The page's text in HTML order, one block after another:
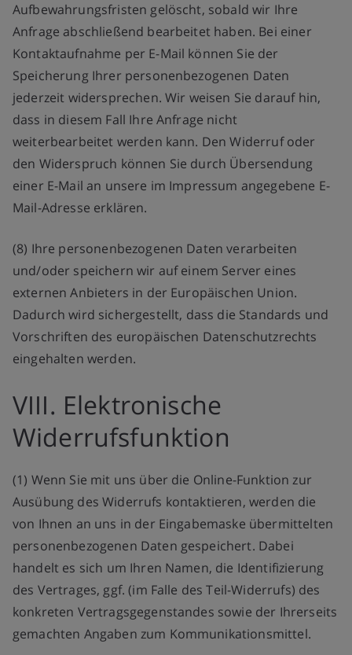
Aufbewahrungsfristen gelöscht, sobald wir Ihre
Anfrage abschließend bearbeitet haben. Bei einer
Kontaktaufnahme per E-Mail können Sie der
Speicherung Ihrer personenbezogenen Daten
jederzeit widersprechen. Wir weisen Sie darauf hin,
dass in diesem Fall Ihre Anfrage nicht
weiterbearbeitet werden kann. Den Widerruf oder
den Widerspruch können Sie durch Übersendung
einer E-Mail an unsere im Impressum angegebene E-
Mail-Adresse erklären.
(8) Ihre personenbezogenen Daten verarbeiten
und/oder speichern wir auf einem Server eines
externen Anbieters in der Europäischen Union.
Dadurch wird sichergestellt, dass die Standards und
Vorschriften des europäischen Datenschutzrechts
eingehalten werden.
VIII. Elektronische
Widerrufsfunktion
(1) Wenn Sie mit uns über die Online-Funktion zur
Ausübung des Widerrufs kontaktieren, werden die
von Ihnen an uns in der Eingabemaske übermittelten
personenbezogenen Daten gespeichert. Dabei
handelt es sich um Ihren Namen, die Identifizierung
des Vertrages, ggf. (im Falle des Teil-Widerrufs) des
konkreten Vertragsgegenstandes sowie der Ihrerseits
gemachten Angaben zum Kommunikationsmittel.